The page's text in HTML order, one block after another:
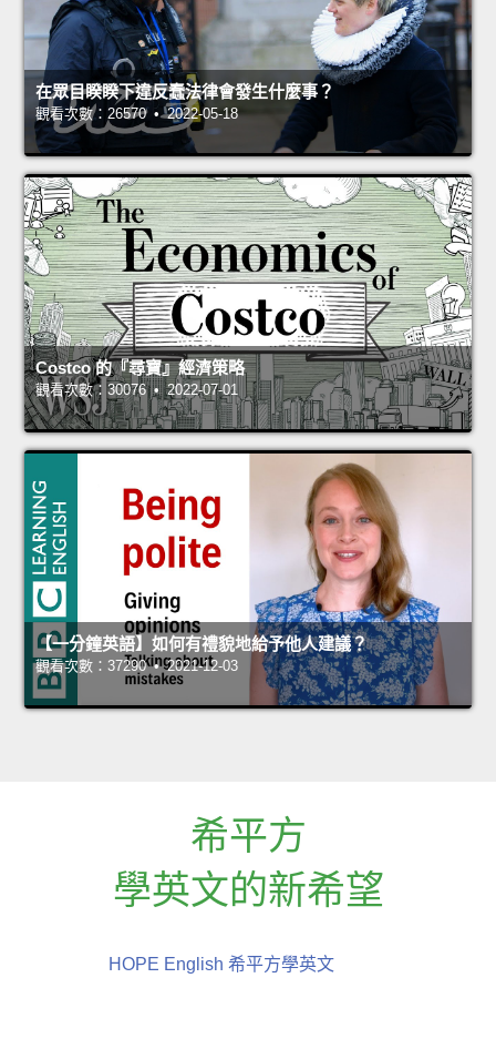
在眾目睽睽下違反蠢法律會發生什麼事？
觀看次數：26570 • 2022-05-18
Costco 的『尋寶』經濟策略
觀看次數：30076 • 2022-07-01
【一分鐘英語】如何有禮貌地給予他人建議？
觀看次數：37290 • 2021-12-03
希平方
學英文的新希望
HOPE English 希平方學英文